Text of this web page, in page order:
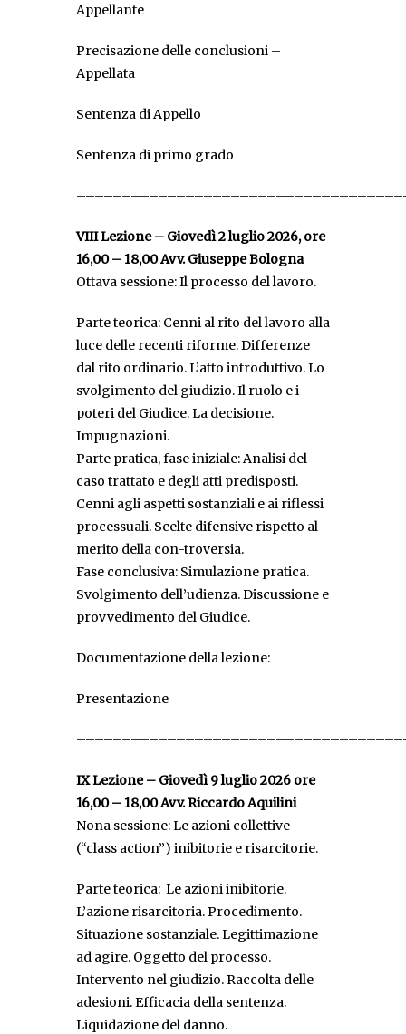
Appellante
Precisazione delle conclusioni –
Appellata
Sentenza di Appello
Sentenza di primo grado
VIII Lezione – Giovedì 2 luglio 2026, ore
16,00 – 18,00 Avv. Giuseppe Bologna
Ottava sessione: Il processo del lavoro.
Parte teorica: Cenni al rito del lavoro alla
luce delle recenti riforme. Differenze
dal rito ordinario. L’atto introduttivo. Lo
svolgimento del giudizio. Il ruolo e i
poteri del Giudice. La decisione.
Impugnazioni.
Parte pratica, fase iniziale: Analisi del
caso trattato e degli atti predisposti.
Cenni agli aspetti sostanziali e ai riflessi
processuali. Scelte difensive rispetto al
merito della con-troversia.
Fase conclusiva: Simulazione pratica.
Svolgimento dell’udienza. Discussione e
provvedimento del Giudice.
Documentazione della lezione:
Presentazione
IX Lezione – Giovedì 9 luglio 2026 ore
16,00 – 18,00 Avv. Riccardo Aquilini
Nona sessione: Le azioni collettive
(“class action”) inibitorie e risarcitorie.
Parte teorica: Le azioni inibitorie.
L’azione risarcitoria. Procedimento.
Situazione sostanziale. Legittimazione
ad agire. Oggetto del processo.
Intervento nel giudizio. Raccolta delle
adesioni. Efficacia della sentenza.
Liquidazione del danno.